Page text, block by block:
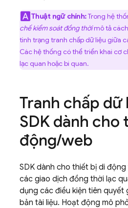
Thuật ngữ chính:Trong hệ
chế kiểm soát đồng thờimô tả
tình trạng tranh chấp dữ liệu giữa
Các hệ thống có thể triển khai cơ
lạc quan hoặc bi quan.
Tranh chấp dữ
SDK dành cho
động/web
SDK dành cho thiết bị di
các giao dịch đồng thời lạc
dụng các điều kiện tiên quyết
bản tài liệu. Hoạt động mô